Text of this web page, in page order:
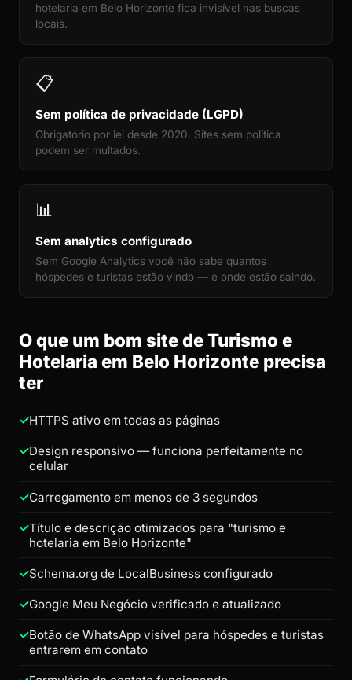
hotelaria em Belo Horizonte fica invisível nas buscas
locais.
📋
Sem política de privacidade (LGPD)
Obrigatório por lei desde 2020. Sites sem política
podem ser multados.
📊
Sem analytics configurado
Sem Google Analytics você não sabe quantos
hóspedes e turistas estão vindo — e onde estão saindo.
O que um bom site de Turismo e
Hotelaria em Belo Horizonte precisa
ter
HTTPS ativo em todas as páginas
Design responsivo — funciona perfeitamente no
celular
Carregamento em menos de 3 segundos
Título e descrição otimizados para "turismo e
hotelaria em Belo Horizonte"
Schema.org de LocalBusiness configurado
Google Meu Negócio verificado e atualizado
Botão de WhatsApp visível para hóspedes e turistas
entrarem em contato